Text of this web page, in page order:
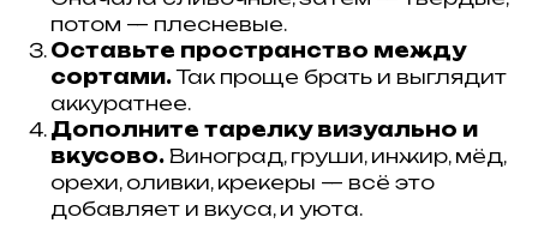
потом — плесневые.
Оставьте пространство между
сортами.Так проще брать и выглядит
аккуратнее.
Дополните тарелку визуально и
вкусово. Виноград, груши, инжир, мёд,
орехи, оливки, крекеры — всё это
добавляет и вкуса, и уюта.